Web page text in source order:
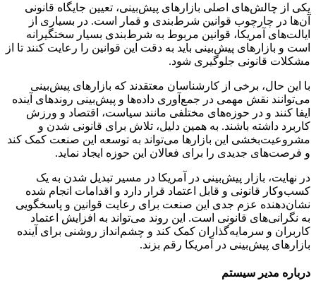
یکی از چالش‌های اصلی بازارهای پیش‌بینی، تعیین جایگاه قانونی
آن‌ها در چارچوب قوانین شرط‌بندی و قمار است. در بسیاری از
ایالت‌های آمریکا، قوانین مربوط به شرط‌بندی بسیار سختگیرانه
است و بازارهای پیش‌بینی باید به دقت این قوانین را رعایت کنند تا از
مشکلات قانونی جلوگیری شود.
با این حال، برخی از کارشناسان معتقدند که بازارهای پیش‌بینی
می‌توانند نقش مهمی در جمع‌آوری داده‌ها و پیش‌بینی روندهای آینده
ایفا کنند و در حوزه‌های مختلفی مانند سیاست، اقتصاد و ورزش
کاربرد داشته باشند. به همین دلیل، تلاش برای قانونی شدن و
مشروعیت‌بخشی این بازارها می‌تواند به توسعه این صنعت کمک کند
و فرصت‌های جدیدی را برای فعالان این حوزه ایجاد نماید.
در نهایت، بازار پیش‌بینی در آمریکا در مسیر تبدیل شدن به یک
کسب‌وکار قانونی و قابل اعتماد قرار دارد و اقدامات انجام شده
نشان‌دهنده عزم جدی این صنعت برای رعایت قوانین و پاسخگویی
به نگرانی‌های قانونی است. این روند می‌تواند به افزایش اعتماد
کاربران و سرمایه‌گذاران کمک کند و چشم‌انداز روشنی برای آینده
بازارهای پیش‌بینی در آمریکا رقم بزند.
درباره مدیر سیستم